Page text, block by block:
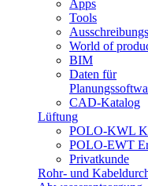
Apps
Tools
World of
BIM
Daten für
CAD-Katalog
Lüftung
POLO-KWL
POLO-EWT
Privatkunde
Rohr- und